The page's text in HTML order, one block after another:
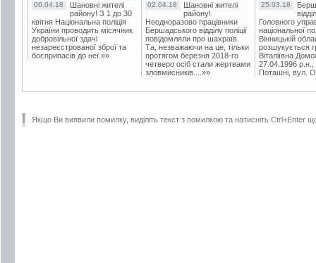
06.04.18
Шановні жителі
району! З 1 до 30
квітня Національна поліція
України проводить місячник
добровільної здачі
незареєстрованої зброї та
боєприпасів до неї.»»
02.04.18
Шановні жителі
району!
Неодноразово працівники
Бершадського відділу поліції
повідомляли про шахраїв.
Та, незважаючи на це, тільки
протягом березня 2018-го
четверо осіб стали жертвами
зловмисників....»»
25.03.18
Головного
національної
Вінницькій
розшукується
Віталіївна
27.04.1996 р.н.,
Поташні, вул.
Якщо Ви виявили помилку, виділіть текст з помилкою та натисніть Ctrl+Enter